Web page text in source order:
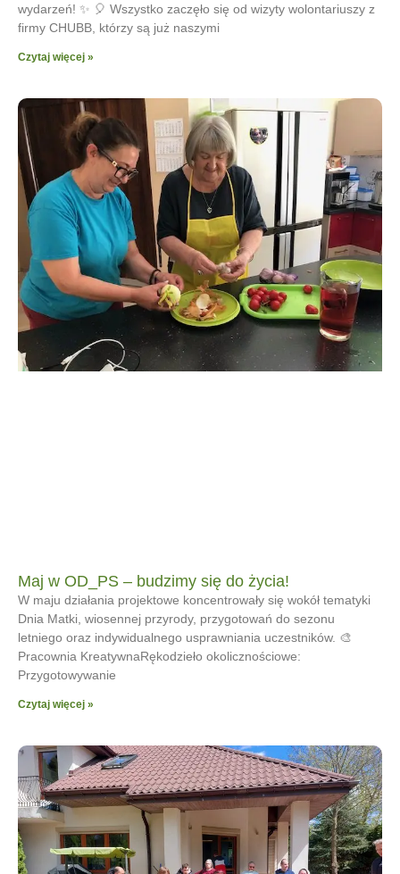
wydarzeń! ✨ 🎈 Wszystko zaczęło się od wizyty wolontariuszy z
firmy CHUBB, którzy są już naszymi
Czytaj więcej »
Maj w OD_PS – budzimy się do życia!
W maju działania projektowe koncentrowały się wokół tematyki
Dnia Matki, wiosennej przyrody, przygotowań do sezonu
letniego oraz indywidualnego usprawniania uczestników. 🎨
Pracownia KreatywnaRękodzieło okolicznościowe:
Przygotowywanie
Czytaj więcej »